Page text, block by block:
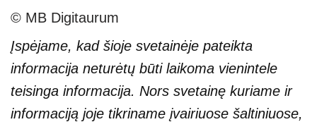
© MB Digitaurum
Įspėjame, kad šioje svetainėje pateikta
informacija neturėtų būti laikoma vienintele
teisinga informacija. Nors svetainę kuriame ir
informaciją joje tikriname įvairiuose šaltiniuose,